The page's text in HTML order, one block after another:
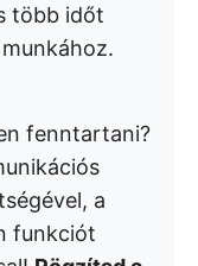
több időt
fenntartani?
a
funkciót